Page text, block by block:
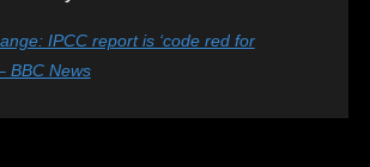
IPCC report is ‘code red for
BBC News